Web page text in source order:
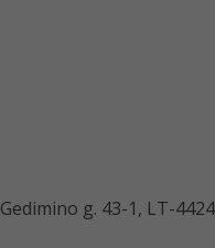
Gedimino g. 43-1, LT-